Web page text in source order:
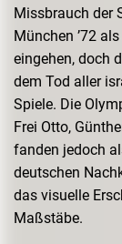
Missbrauch der
München ’72
eingehen, doch
dem Tod aller
Spiele. Die
Frei Otto,
fanden jedoch
deutschen
das visuelle
Maßstäbe.